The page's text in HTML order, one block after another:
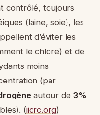
contrôlé, toujours
(laine, soie), les
d’éviter les
le chlore) et de
moins
(par
autour de 3%
(iicrc.org)